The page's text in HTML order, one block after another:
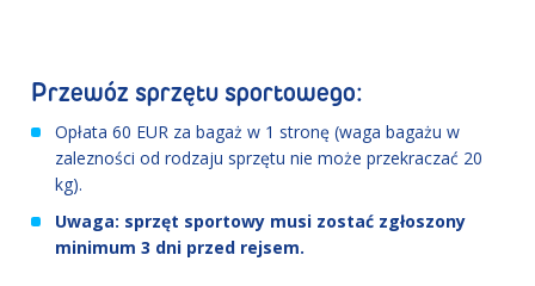
Przewóz sprzętu sportowego:
Opłata 60 EUR za bagaż w 1 stronę (waga bagażu w
zalezności od rodzaju sprzętu nie może przekraczać 20
kg).
Uwaga: sprzęt sportowy musi zostać zgłoszony
minimum 3 dni przed rejsem.